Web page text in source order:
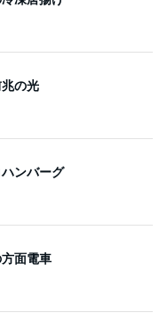
の光
ンバーグ
面電車